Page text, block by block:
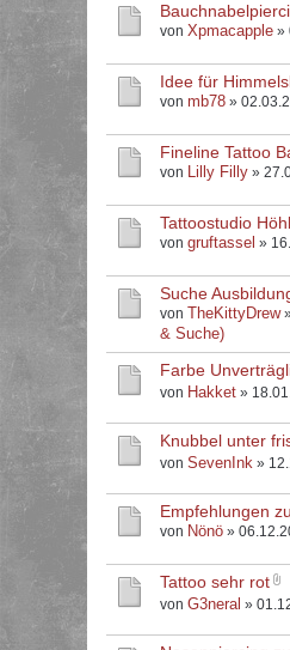
von Xpmacapple »
Idee für
von mb78 »
Fineline Tattoo
von Lilly Filly »
Tattoostudio
von gruftassel »
Suche
von TheKittyDrew
& Suche)
Farbe
von Hakket »
Knubbel unter
von SevenInk »
Empfehlungen
von Nönö »
Tattoo sehr rot
von G3neral »